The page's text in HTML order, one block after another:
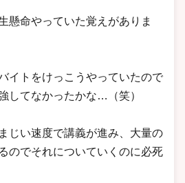
懸命やっていた覚えがありま
イトをけっこうやっていたので
してなかったかな…（笑）
じい速度で講義が進み、大量の
のでそれについていくのに必死